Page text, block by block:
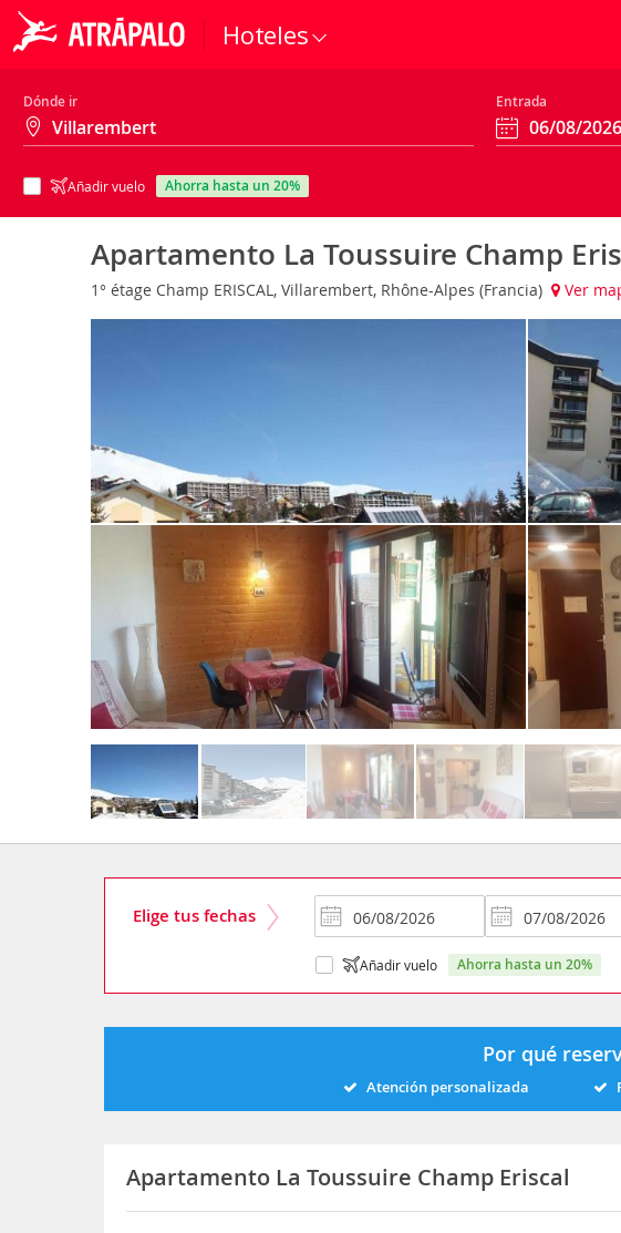
Hoteles
Dónde ir Entrada
Añadir vuelo ahorra hasta un 20%
Apartamento La Toussuire Champ
1° étage Champ ERISCAL, Villarembert, Rhône-Alpes (Francia) Ver
Elige tus fechas
Añadir vuelo ahorra hasta un 20%
Por qué
Atención personalizada
Apartamento La Toussuire Champ Eriscal